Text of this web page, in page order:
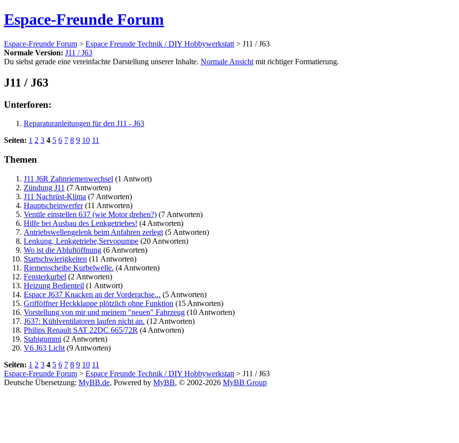
Espace-Freunde Forum
Espace-Freunde Forum > Espace Freunde Technik / DIY Hobbywerkstatt > J11 / J63
Normale Version: J11 / J63
Du siehst gerade eine vereinfachte Darstellung unserer Inhalte. Normale Ansicht mit richtiger Formatierung.
J11 / J63
Unterforen:
Reparaturanleitungen für den J11 - J63
Seiten: 1 2 3 4 5 6 7 8 9 10 11
Themen
J11 J6R Zahnriemenwechsel (1 Antwort)
Zündung J11 (7 Antworten)
J11 Nachrüst-Klima (7 Antworten)
Hauptscheinwerfer(11 Antworten)
Ventile einstellen 637 (wie Motor drehen?) (7 Antworten)
Hilfe bei Ausbau des Lenkgetriebes! (4 Antworten)
Antriebswellengelenk beim Anfahren zerlegt (5 Antworten)
Lenkung, Lenkgetriebe,Servopumpe (20 Antworten)
Wo ist die Abluftöffnung (6 Antworten)
Startschwierigkeiten (11 Antworten)
Riemenscheibe Kurbelwelle. (4 Antworten)
Fensterkurbel (2 Antworten)
Heizung Bedienteil (1 Antwort)
Espace J637 Knacken an der Vorderachse... (5 Antworten)
Grifföffner Heckklappe plötzlich ohne Funktion (15 Antworten)
Vorstellung von mir und meinem "neuen" Fahrzeug (10 Antworten)
J637: Kühlventilatoren laufen nicht an. (12 Antworten)
Philips Renault SAT 22DC 665/72R (4 Antworten)
Stabigummi (2 Antworten)
V6 J63 Licht (9 Antworten)
Seiten: 1 2 3 4 5 6 7 8 9 10 11
Espace-Freunde Forum > Espace Freunde Technik / DIY Hobbywerkstatt > J11 / J63
Deutsche Übersetzung: MyBB.de, Powered by MyBB, © 2002-2026 MyBB Group